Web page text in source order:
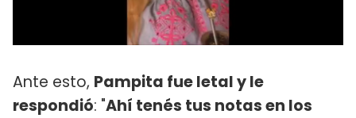
Ante esto, Pampita fue letal y le
respondió: "Ahí tenés tus notas en los